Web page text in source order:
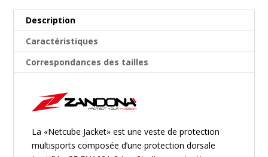
Description
Caractéristiques
Correspondances des tailles
La «Netcube Jacket» est une veste de protection
multisports composée d’une protection dorsale